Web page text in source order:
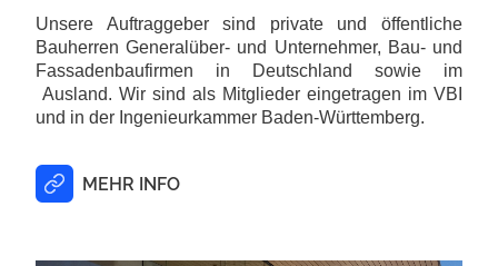
Unsere Auftraggeber sind private und öffentliche
Bauherren Generalüber- und Unternehmer, Bau- und
Fassadenbaufirmen in Deutschland sowie im
Ausland. Wir sind als Mitglieder eingetragen im VBI
und in der Ingenieurkammer Baden-Württemberg.
MEHR INFO